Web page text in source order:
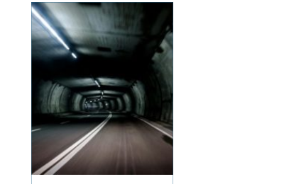
detaljer och låta varje
rum få en tydlig roll. När
färger, textilier, ljus och...